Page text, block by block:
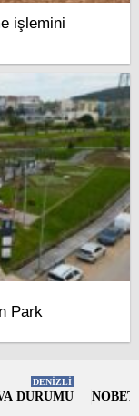
işlemini
Park
DURUMU
DENİZLİ